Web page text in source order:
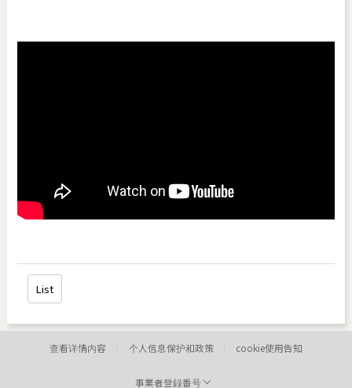
List
查看详情内容 个人信息保护和政策 cookie使用告知
事業者登録番号